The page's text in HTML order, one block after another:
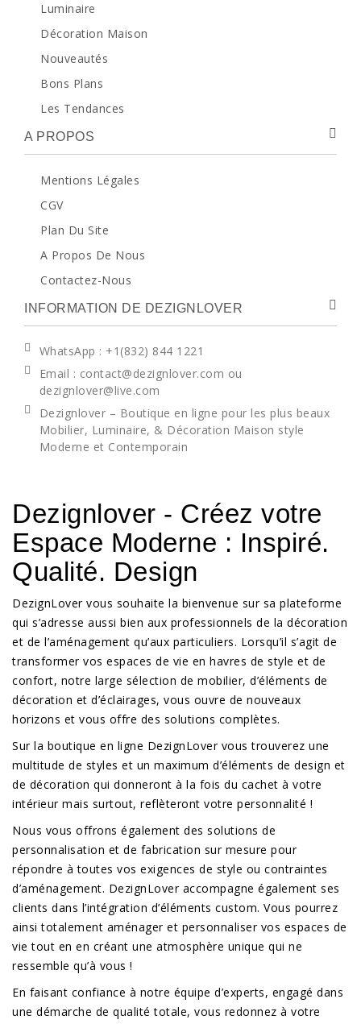
Luminaire
Décoration Maison
Nouveautés
Bons Plans
Les Tendances
A PROPOS
Mentions Légales
CGV
Plan Du Site
A Propos De Nous
Contactez-Nous
INFORMATION DE DEZIGNLOVER
WhatsApp : +1(832) 844 1221
Email : contact@dezignlover.com ou
dezignlover@live.com
Dezignlover – Boutique en ligne pour les plus beaux
Mobilier, Luminaire, & Décoration Maison style
Moderne et Contemporain
Dezignlover - Créez votre
Espace Moderne : Inspiré.
Qualité. Design
DezignLover vous souhaite la bienvenue sur sa plateforme
qui s’adresse aussi bien aux professionnels de la décoration
et de l’aménagement qu’aux particuliers. Lorsqu’il s’agit de
transformer vos espaces de vie en havres de style et de
confort, notre large sélection de mobilier, d’éléments de
décoration et d’éclairages, vous ouvre de nouveaux
horizons et vous offre des solutions complètes.
Sur la boutique en ligne DezignLover vous trouverez une
multitude de styles et un maximum d’éléments de design et
de décoration qui donneront à la fois du cachet à votre
intérieur mais surtout, reflèteront votre personnalité !
Nous vous offrons également des solutions de
personnalisation et de fabrication sur mesure pour
répondre à toutes vos exigences de style ou contraintes
d’aménagement. DezignLover accompagne également ses
clients dans l’intégration d’éléments custom. Vous pourrez
ainsi totalement aménager et personnaliser vos espaces de
vie tout en en créant une atmosphère unique qui ne
ressemble qu’à vous !
En faisant confiance à notre équipe d’experts, engagé dans
une démarche de qualité totale, vous redonnez à votre